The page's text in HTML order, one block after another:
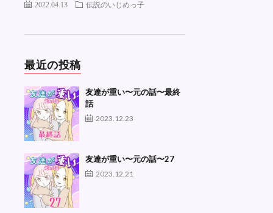
2022.04.13 伝説のいじめっ子
最近の投稿
友達が重い〜元の話〜最終
話
2023.12.23
友達が重い〜元の話〜27
2023.12.21